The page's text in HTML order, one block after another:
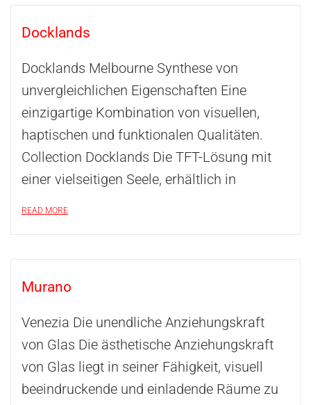
Docklands
Docklands Melbourne Synthese von
unvergleichlichen Eigenschaften Eine
einzigartige Kombination von visuellen,
haptischen und funktionalen Qualitäten.
Collection Docklands Die TFT-Lösung mit
einer vielseitigen Seele, erhältlich in
READ MORE
Murano
Venezia Die unendliche Anziehungskraft
von Glas Die ästhetische Anziehungskraft
von Glas liegt in seiner Fähigkeit, visuell
beeindruckende und einladende Räume zu